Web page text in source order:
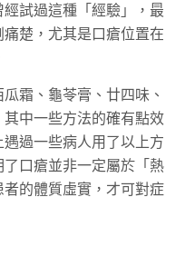
試過這種「經驗」，最
楚，尤其是口瘡位置在
霜、龜苓膏、廿四味、
中一些方法的確有點效
過一些病人用了以上方
口瘡並非一定屬於「熱
的體質虛實，才可對症